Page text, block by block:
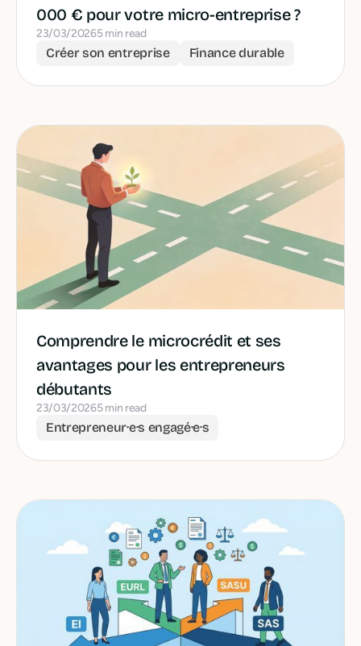
000 € pour votre micro-entreprise ?
23/03/20265 min read
Créer son entreprise Finance durable
Comprendre le microcrédit et ses
avantages pour les entrepreneurs
débutants
23/03/20265 min read
Entrepreneur·e·s engagé·e·s